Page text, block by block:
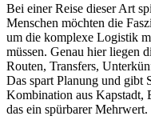
Bei einer Reise dieser Art
Menschen möchten die
um die komplexe Logistik
müssen. Genau hier liegen
Routen, Transfers,
Das spart Planung und gibt
Kombination aus Kapstadt,
das ein spürbarer Mehrwert.